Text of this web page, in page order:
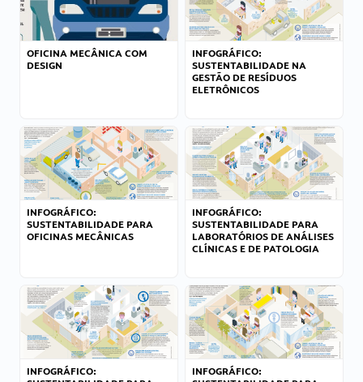
OFICINA MECÂNICA COM
DESIGN
INFOGRÁFICO:
SUSTENTABILIDADE NA
GESTÃO DE RESÍDUOS
ELETRÔNICOS
INFOGRÁFICO:
SUSTENTABILIDADE PARA
OFICINAS MECÂNICAS
INFOGRÁFICO:
SUSTENTABILIDADE PARA
LABORATÓRIOS DE ANÁLISES
CLÍNICAS E DE PATOLOGIA
INFOGRÁFICO:
INFOGRÁFICO: